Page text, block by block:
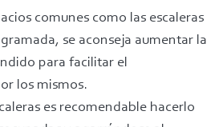
comunes como las escaleras
se aconseja aumentar la
para facilitar el
los mismos.
es recomendable hacerlo